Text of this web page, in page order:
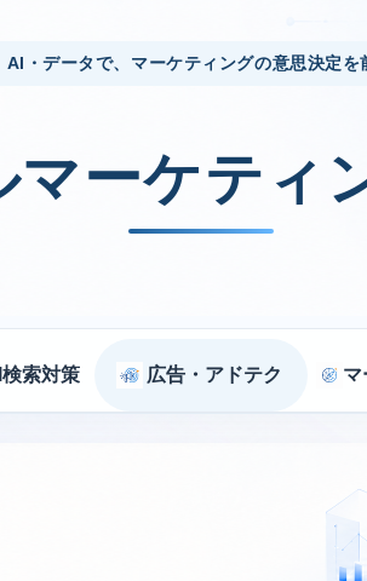
AI・データで、マーケティングの意思決定を
マーケティ
索対策 広告・アドテク